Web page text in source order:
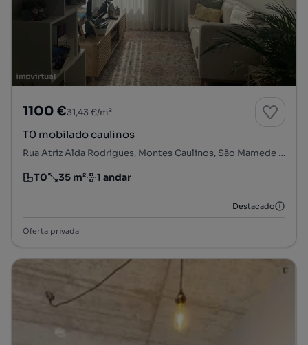
1100 €31,43 €/m²
T0 mobilado caulinos
Rua Atriz Alda Rodrigues, Montes Caulinos, São Mamede de Infesta e Senhora da Hora, Matosinhos, Porto
Tipologia
T0
Preço por metro quadrado
35 m²
Andar 1 andar
Destacado
Oferta privada